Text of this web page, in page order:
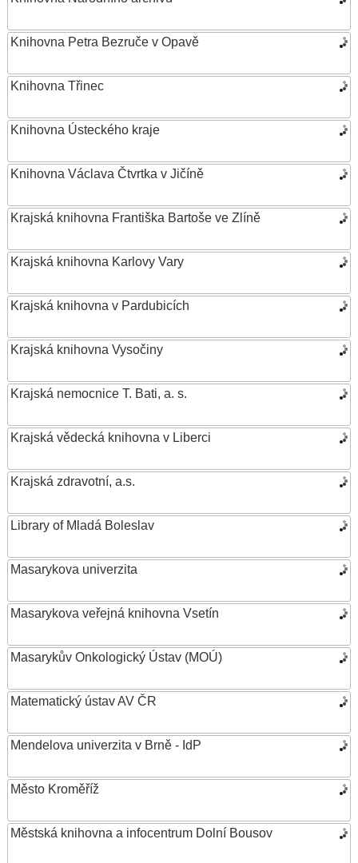
Knihovna Petra Bezruče v Opavě
Knihovna Třinec
Knihovna Ústeckého kraje
Knihovna Václava Čtvrtka v Jičíně
Krajská knihovna Františka Bartoše ve Zlíně
Krajská knihovna Karlovy Vary
Krajská knihovna v Pardubicích
Krajská knihovna Vysočiny
Krajská nemocnice T. Bati, a. s.
Krajská vědecká knihovna v Liberci
Krajská zdravotní, a.s.
Library of Mladá Boleslav
Masarykova univerzita
Masarykova veřejná knihovna Vsetín
Masarykův Onkologický Ústav (MOÚ)
Matematický ústav AV ČR
Mendelova univerzita v Brně - IdP
Město Kroměříž
Městská knihovna a infocentrum Dolní Bousov